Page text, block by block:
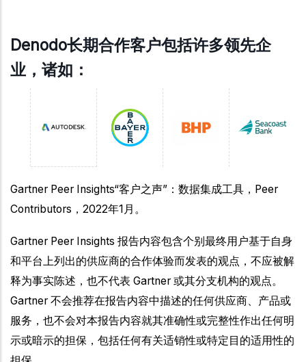
Denodo长期合作客户包括许多领先企
业，诸如：
Gartner Peer Insights“客户之声”：数据集成工具，Peer
Contributors，2022年1月。
Gartner Peer Insights 报告内容包含个别最终用户基于自身
和平台上列出的供应商的合作体验而发表的观点，不应被解
释为事实陈述，也不代表 Gartner 或其分支机构的观点。
Gartner 不会推荐在报告内容中描述的任何供应商、产品或
服务，也不会对本报告内容就其准确性或完整性作出任何明
示或暗示的担保，包括任何有关适销性或特定目的适用性的